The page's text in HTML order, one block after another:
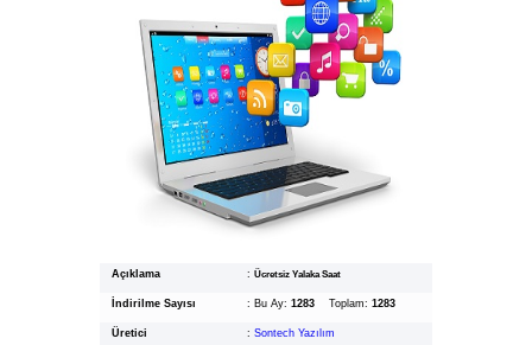
Açıklama : Ücretsiz Yalaka Saat
İndirilme Sayısı : Bu Ay: 1283 Toplam: 1283
Üretici : Sontech Yazılım